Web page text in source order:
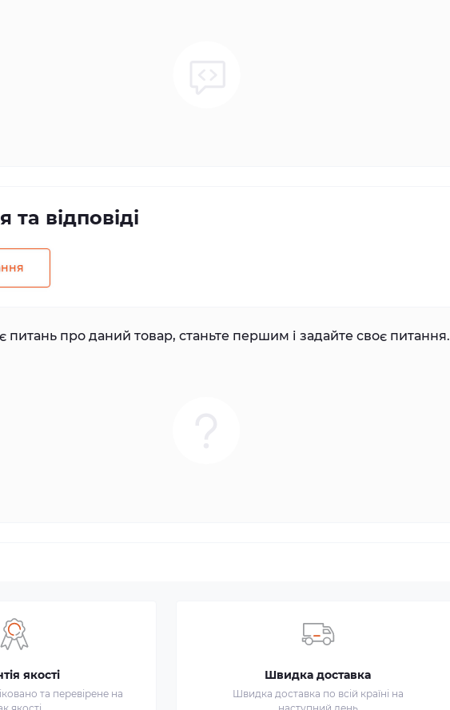
та відповіді
питань про даний товар, станьте першим і задайте своє питання.
якості
та перевірене на
Швидка доставка
Швидка доставка по всій країні на